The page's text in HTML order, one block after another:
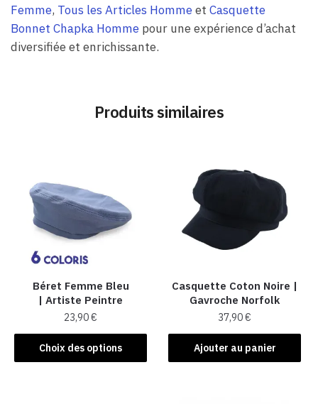
Femme, Tous les Articles Hommeet Casquette
Bonnet Chapka Homme pour une expérience d’achat
diversifiée et enrichissante.
Produits similaires
Béret Femme Bleu
| Artiste Peintre
23,90€
Choix des options
Ce
produit
Casquette Coton Noire |
Gavroche Norfolk
37,90€
Ajouter au panier